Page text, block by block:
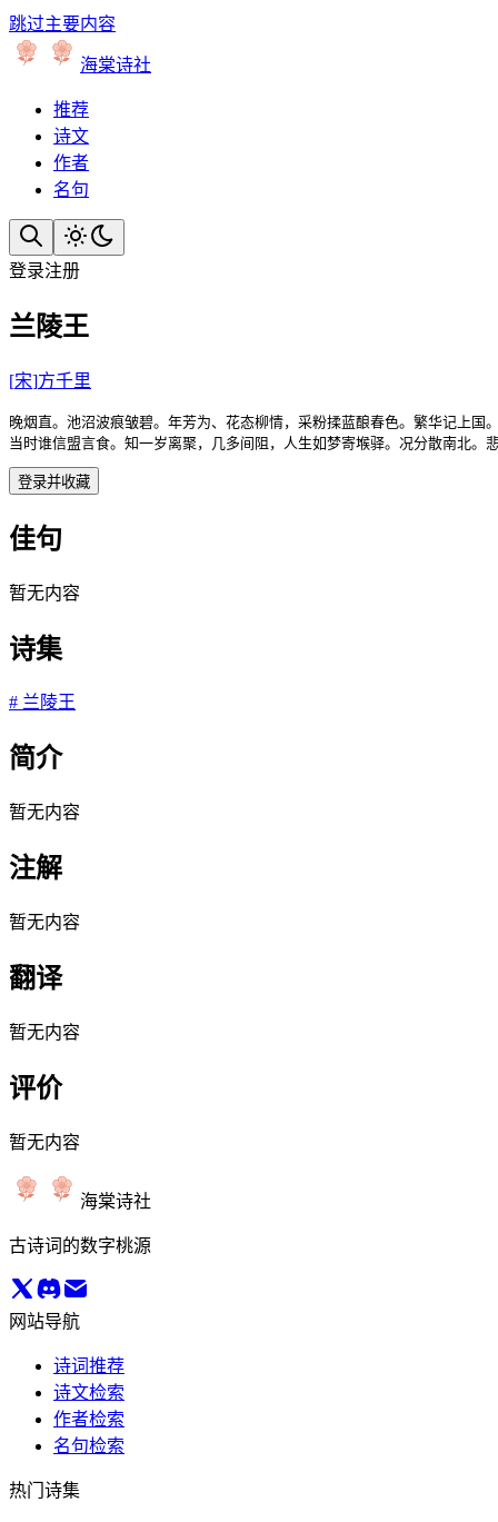
跳过主要内容
海棠诗社
推荐
诗文
作者
名句
登录注册
兰陵王
[宋]方千里
晚烟直。池沼波痕皱碧。年芳为、花态柳情，采粉揉蓝酿春色。繁华记上
当时谁信盟言食。知一岁离聚，几多间阻，人生如梦寄堠驿。况分散南北
登录并收藏
佳句
暂无内容
诗集
# 兰陵王
简介
暂无内容
注解
暂无内容
翻译
暂无内容
评价
暂无内容
海棠诗社
古诗词的数字桃源
网站导航
诗词推荐
诗文检索
作者检索
名句检索
热门诗集